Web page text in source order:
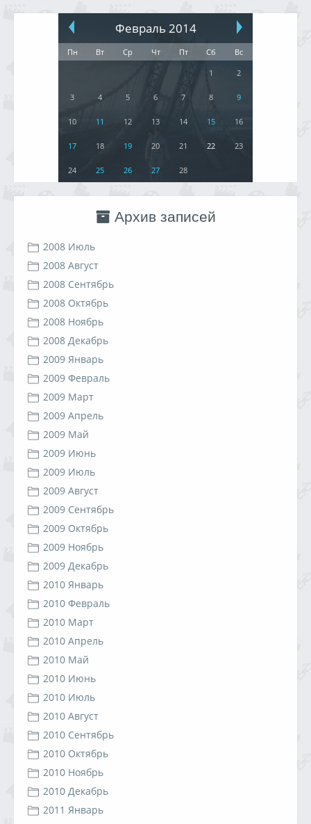
Февраль 2014
Пн Вт Ср Чт Пт Сб
Вс
1
2
3 4 5 6 7 8 9
10 11 12 13 14 15 16
17 18 19 20 21 22 23
24 25 26 27 28
Архив записей
2008 Июль
2008 Август
2008 Сентябрь
2008 Октябрь
2008 Ноябрь
2008 Декабрь
2009 Январь
2009 Февраль
2009 Март
2009 Апрель
2009 Май
2009 Июнь
2009 Июль
2009 Август
2009 Сентябрь
2009 Октябрь
2009 Ноябрь
2009 Декабрь
2010 Январь
2010 Февраль
2010 Март
2010 Апрель
2010 Май
2010 Июнь
2010 Июль
2010 Август
2010 Сентябрь
2010 Октябрь
2010 Ноябрь
2010 Декабрь
2011 Январь